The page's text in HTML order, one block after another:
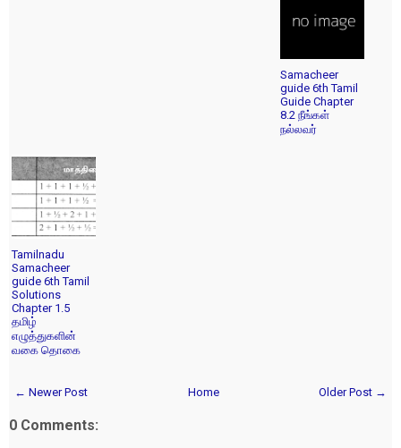
Samacheer
guide 6th Tamil
Guide Chapter
8.2 நீங்கள்
நல்லவர்
Tamilnadu
Samacheer
guide 6th Tamil
Solutions
Chapter 1.5
தமிழ்
எழுத்துகளின்
வகை தொகை
← Newer Post Older Post →
Home
0 Comments: